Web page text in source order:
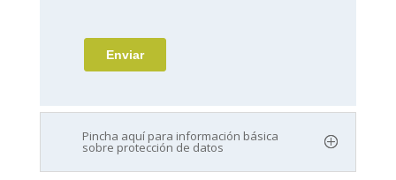
Pincha aquí para información básica
sobre protección de datos